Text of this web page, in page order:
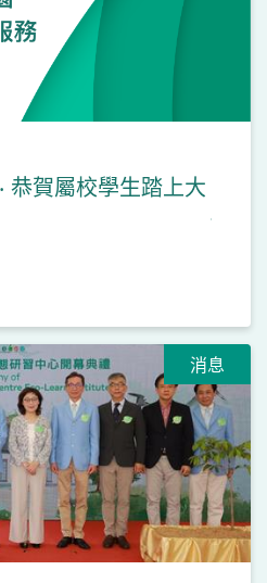
恭賀屬校學生踏上大
消息